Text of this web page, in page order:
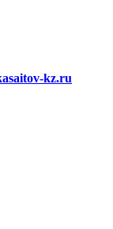
kz.ru